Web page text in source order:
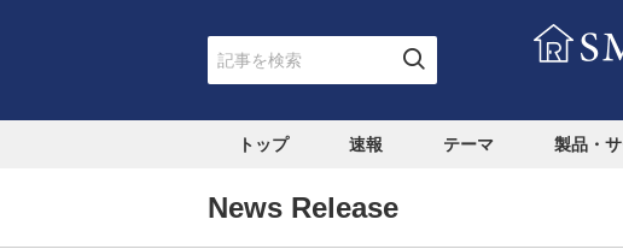
トップ 速報 テーマ 製品・
News Release